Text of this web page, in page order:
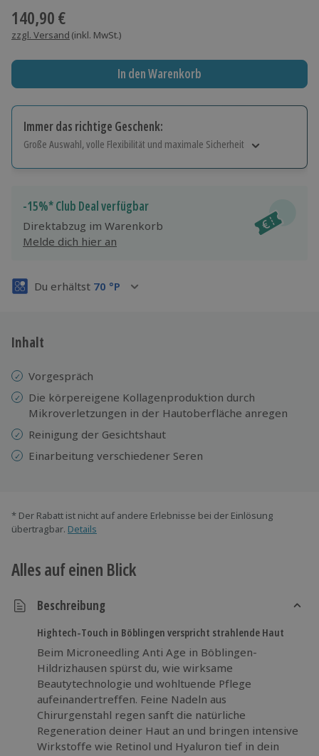
140,90 €
zzgl. Versand (inkl. MwSt.)
In den Warenkorb
Immer das richtige Geschenk:
Große Auswahl, volle Flexibilität und maximale Sicherheit
Jeder Gutschein für alle Erlebnisse einlösbar.
Maximale Sicherheit
3 Jahre gültig & verlängerbar.
-15%* Club Deal verfügbar
Direktabzug im Warenkorb
Melde dich hier an
Du erhältst 70 °P
Inhalt
Vorgespräch
Die körpereigene Kollagenproduktion durch
Mikroverletzungen in der Hautoberfläche anregen
Reinigung der Gesichtshaut
Einarbeitung verschiedener Seren
* Der Rabatt ist nicht auf andere Erlebnisse bei der Einlösung
übertragbar. Details
Alles auf einen Blick
Beschreibung
Hightech-Touch in Böblingen verspricht strahlende Haut
Beim Microneedling Anti Age in Böblingen-
Hildrizhausen spürst du, wie wirksame
Beautytechnologie und wohltuende Pflege
aufeinandertreffen. Feine Nadeln aus
Chirurgenstahl regen sanft die natürliche
Regeneration deiner Haut an und bringen intensive
Wirkstoffe wie Retinol und Hyaluron tief in dein